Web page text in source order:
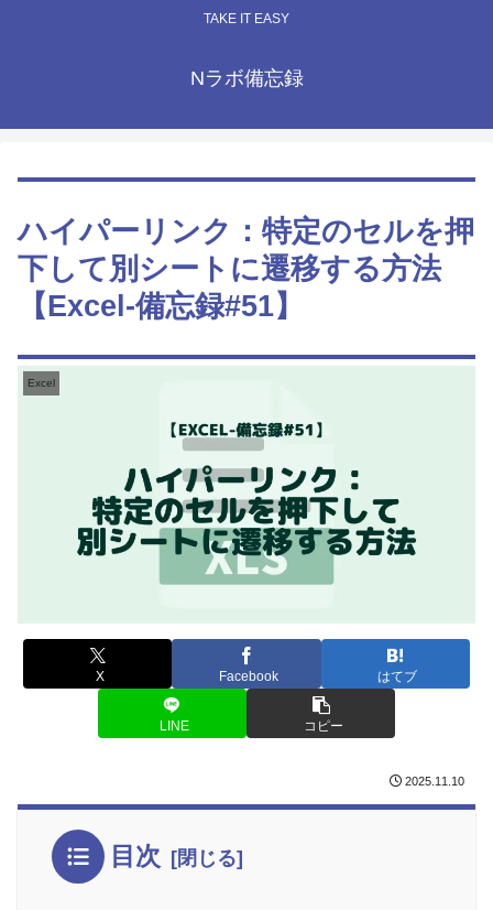
TAKE IT EASY
Nラボ備忘録
ハイパーリンク：特定のセルを押
下して別シートに遷移する方法
【Excel-備忘録#51】
Excel
X Facebook はてブ
LINE コピー
2025.11.10
目次